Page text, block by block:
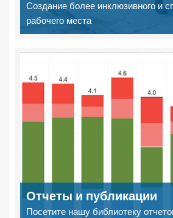
Создание более инклюзивного и
рабочего места
Отчеты и публикации
Посетите нашу библиотеку